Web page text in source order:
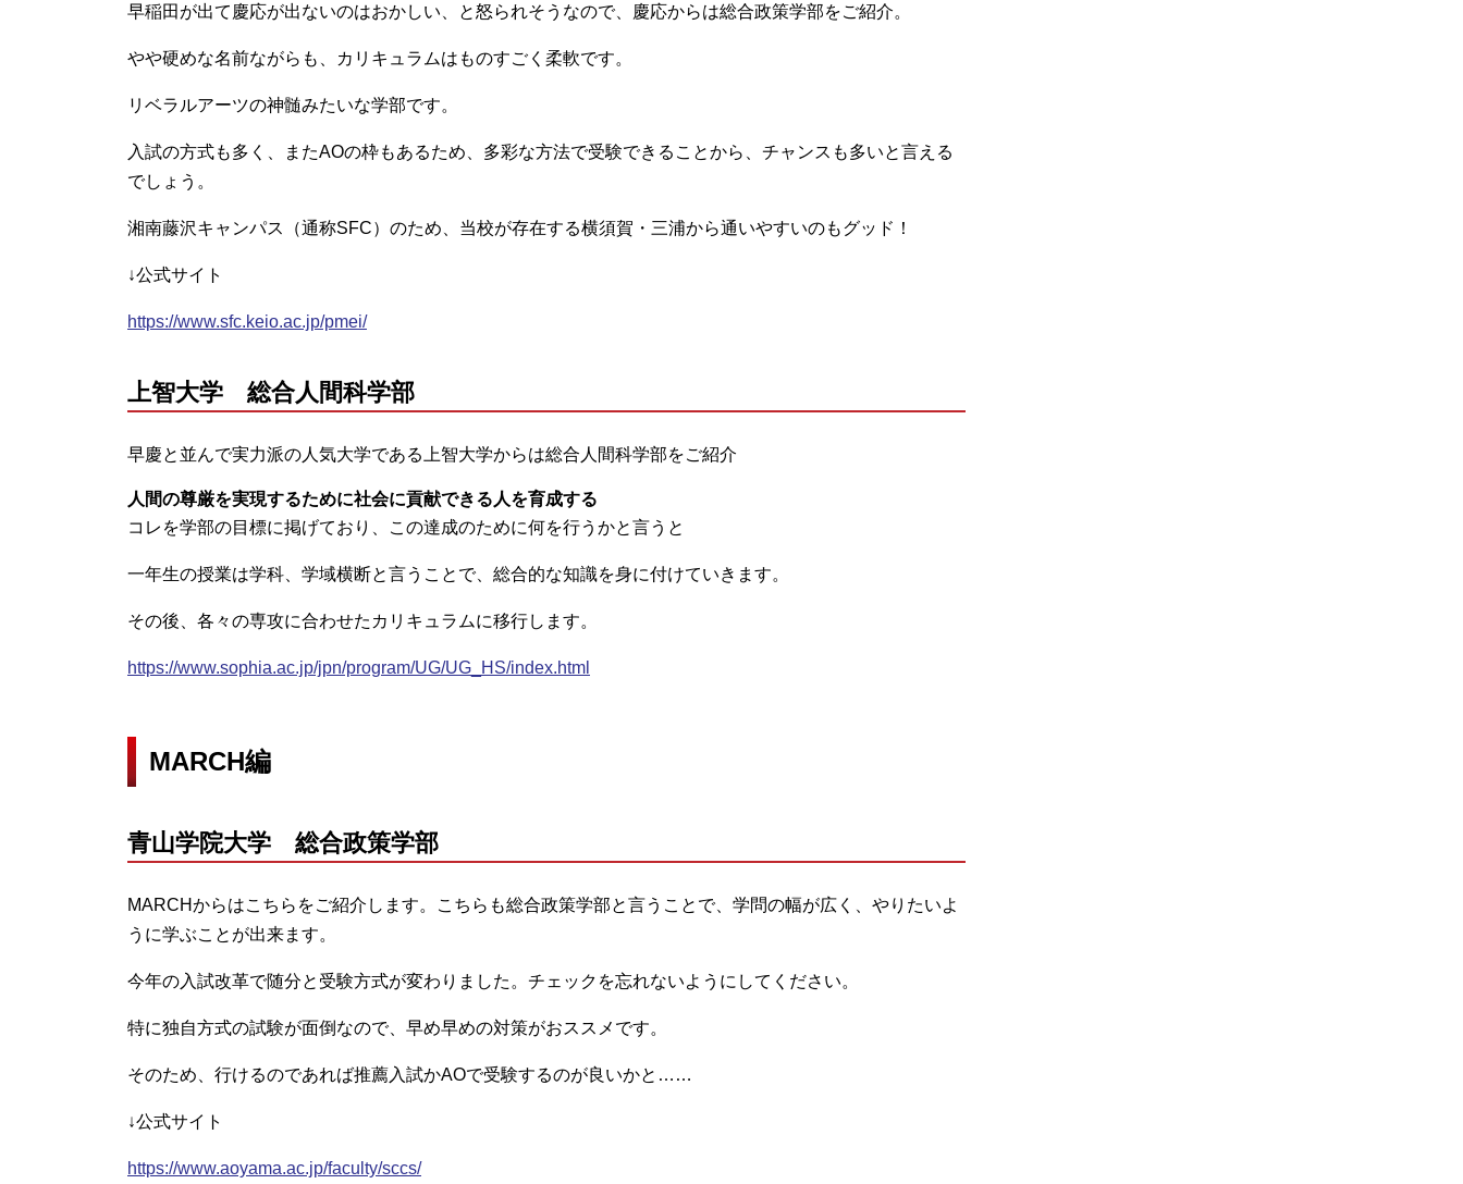
早稲田が出て慶応が出ないのはおかしい、と怒られそうなので、慶応からは総合政策学部をご紹介。
やや硬めな名前ながらも、カリキュラムはものすごく柔軟です。
リベラルアーツの神髄みたいな学部です。
入試の方式も多く、またAOの枠もあるため、多彩な方法で受験できることから、チャンスも多いと言える
でしょう。
湘南藤沢キャンパス（通称SFC）のため、当校が存在する横須賀・三浦から通いやすいのもグッド！
↓公式サイト
https://www.sfc.keio.ac.jp/pmei/
上智大学 総合人間科学部
早慶と並んで実力派の人気大学である上智大学からは総合人間科学部をご紹介
人間の尊厳を実現するために社会に貢献できる人を育成する
コレを学部の目標に掲げており、この達成のために何を行うかと言うと
一年生の授業は学科、学域横断と言うことで、総合的な知識を身に付けていきます。
その後、各々の専攻に合わせたカリキュラムに移行します。
https://www.sophia.ac.jp/jpn/program/UG/UG_HS/index.html
MARCH編
青山学院大学 総合政策学部
MARCHからはこちらをご紹介します。こちらも総合政策学部と言うことで、学問の幅が広く、やりたいよ
うに学ぶことが出来ます。
今年の入試改革で随分と受験方式が変わりました。チェックを忘れないようにしてください。
特に独自方式の試験が面倒なので、早め早めの対策がおススメです。
そのため、行けるのであれば推薦入試かAOで受験するのが良いかと……
↓公式サイト
https://www.aoyama.ac.jp/faculty/sccs/